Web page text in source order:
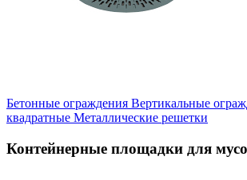
Бетонные ограждения Вертикальные
квадратные Металлические решетки
Контейнерные площадки для